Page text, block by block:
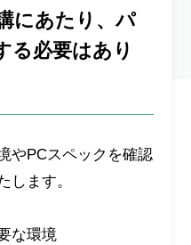
にあたり、パ
る必要はあり
やPCスペックを確認
します。
な環境